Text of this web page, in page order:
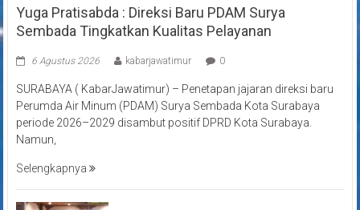
Yuga Pratisabda : Direksi Baru PDAM Surya
Sembada Tingkatkan Kualitas Pelayanan
6 Agustus 2026 kabarjawatimur 0
SURABAYA ( KabarJawatimur) – Penetapan jajaran direksi baru
Perumda Air Minum (PDAM) Surya Sembada Kota Surabaya
periode 2026–2029 disambut positif DPRD Kota Surabaya.
Namun,
Selengkapnya